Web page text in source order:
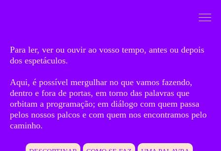
Mergulhar
Para ler, ver ou ouvir ao vosso tempo, antes ou depois
dos espetáculos.
Aqui, é possível mergulhar no que vamos fazendo,
dentro e fora de portas, em torno das palavras que
orbitam a programação; em diálogo com quem passa
pelos nossos palcos e com quem nos encontramos pelo
caminho.